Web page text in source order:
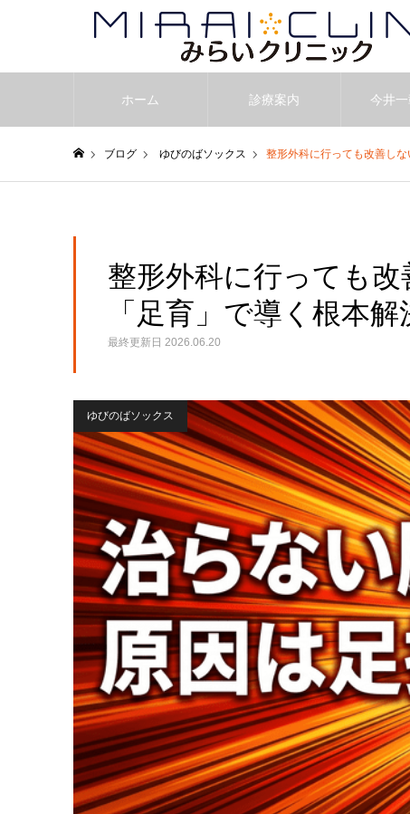
ホーム 診療案内 今井
ブログ ゆびのばソックス 整形外科に行っても改善し
整形外科に行っても改
「足育」で導く根本解
最終更新日 2026.06.20
ゆびのばソックス